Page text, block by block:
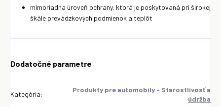
mimoriadna úroveň ochrany, ktorá je poskytovaná pri širokej
škále prevádzkových podmienok a teplôt
Dodatočné parametre
Kategória:
Produkty pre automobily - Starostlivosť a
údržba